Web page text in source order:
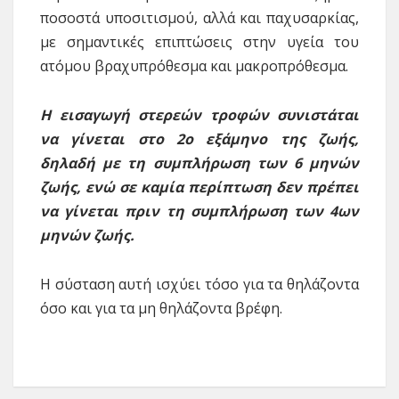
ποσοστά υποσιτισμού, αλλά και παχυσαρκίας,
με σημαντικές επιπτώσεις στην υγεία του
ατόμου βραχυπρόθεσμα και μακροπρόθεσμα.
Η εισαγωγή στερεών τροφών συνιστάται
να γίνεται στο 2ο εξάμηνο της ζωής,
δηλαδή με τη συμπλήρωση των 6 μηνών
ζωής, ενώ σε καμία περίπτωση δεν πρέπει
να γίνεται πριν τη συμπλήρωση των 4ων
μηνών ζωής.
Η σύσταση αυτή ισχύει τόσο για τα θηλάζοντα
όσο και για τα μη θηλάζοντα βρέφη.